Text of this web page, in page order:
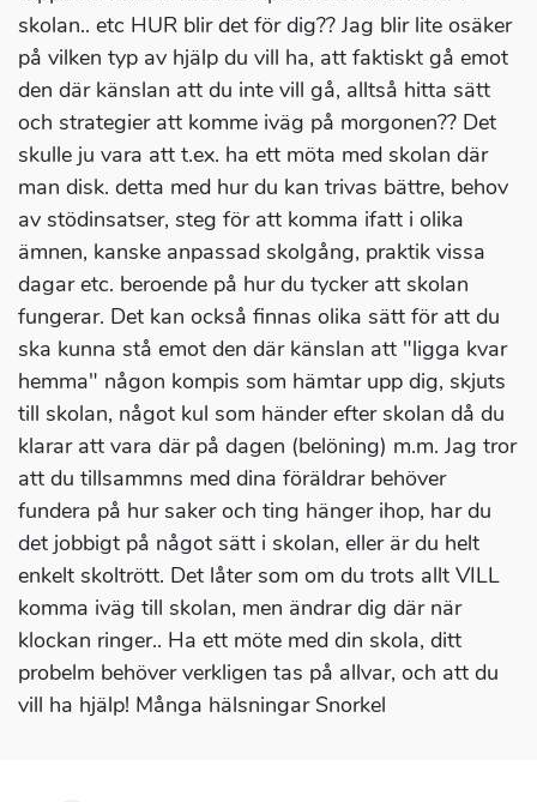
skolan.. etc HUR blir det för dig?? Jag blir lite osäker
på vilken typ av hjälp du vill ha, att faktiskt gå emot
den där känslan att du inte vill gå, alltså hitta sätt
och strategier att komme iväg på morgonen?? Det
skulle ju vara att t.ex. ha ett möta med skolan där
man disk. detta med hur du kan trivas bättre, behov
av stödinsatser, steg för att komma ifatt i olika
ämnen, kanske anpassad skolgång, praktik vissa
dagar etc. beroende på hur du tycker att skolan
fungerar. Det kan också finnas olika sätt för att du
ska kunna stå emot den där känslan att "ligga kvar
hemma" någon kompis som hämtar upp dig, skjuts
till skolan, något kul som händer efter skolan då du
klarar att vara där på dagen (belöning) m.m. Jag tror
att du tillsammns med dina föräldrar behöver
fundera på hur saker och ting hänger ihop, har du
det jobbigt på något sätt i skolan, eller är du helt
enkelt skoltrött. Det låter som om du trots allt VILL
komma iväg till skolan, men ändrar dig där när
klockan ringer.. Ha ett möte med din skola, ditt
probelm behöver verkligen tas på allvar, och att du
vill ha hjälp! Många hälsningar Snorkel